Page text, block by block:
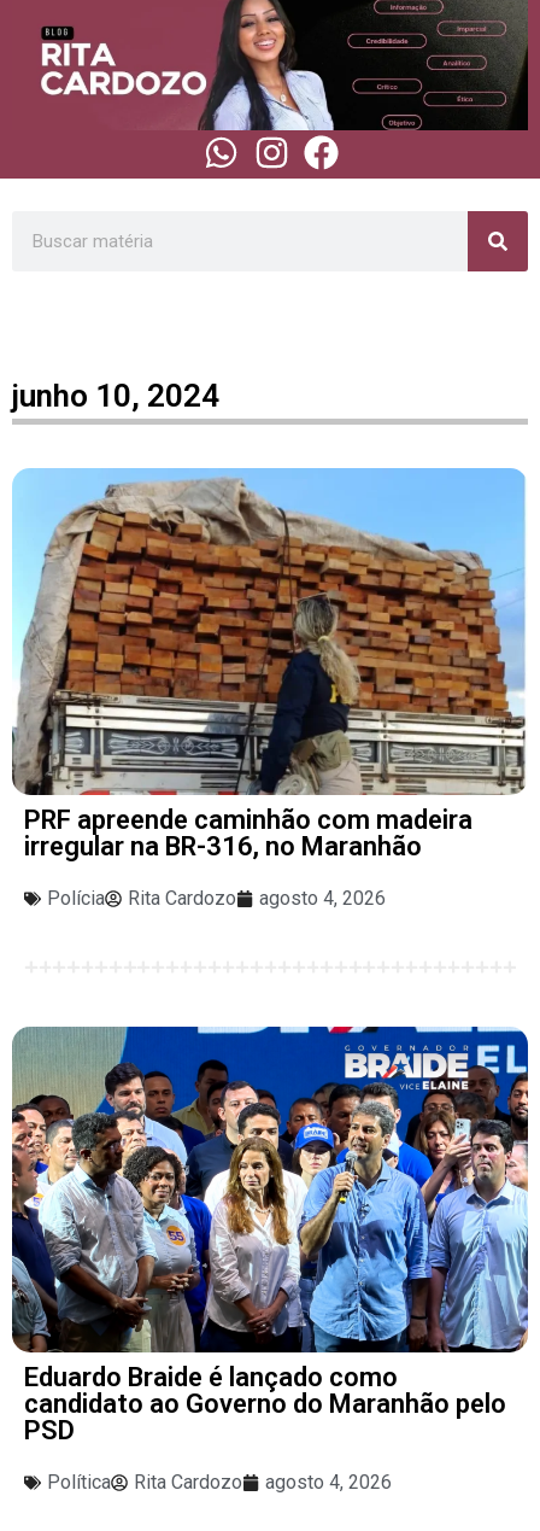
junho 10, 2024
PRF apreende caminhão com madeira
irregular na BR-316, no Maranhão
Polícia Rita Cardozo agosto 4, 2026
Eduardo Braide é lançado como
candidato ao Governo do Maranhão pelo
PSD
Política Rita Cardozo agosto 4, 2026